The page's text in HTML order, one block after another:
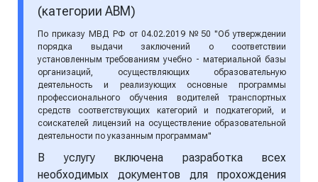
(категории АВМ)
По приказу МВД РФ от 04.02.2019 №50 "Об утверждении
порядка выдачи заключений о соответствии
установленным требованиям учебно - материальной базы
организаций, осуществляющих образовательную
деятельность и реализующих основные программы
профессионального обучения водителей транспортных
средств соответствующих категорий и подкатегорий, и
соискателей лицензий на осуществление образовательной
деятельности по указанным программам"
В услугу включена разработка всех
необходимых документов для прохождения